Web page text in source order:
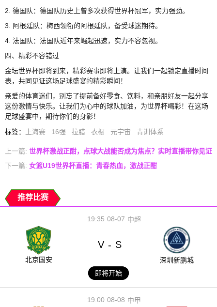
2. 德国队：德国队历史上曾多次获得世界杯冠军，实力强劲。
3. 阿根廷队：梅西领衔的阿根廷队，备受球迷期待。
4. 法国队：法国队近年来崛起迅速，实力不容忽视。
四、精彩不容错过
金坛世界杯即将到来，精彩赛事即将上演。让我们一起锁定直播时间
表，共同见证这场足球盛宴的精彩瞬间！
亲爱的体育迷们，别忘了提前备好零食、饮料，和亲朋好友一起分享
这份激情与快乐。让我们为心中的球队加油，为世界杯喝彩！在这场
足球盛宴中，期待你们的身影！
标签： 上海赛 16强 拉腊 衣橱 元宇宙 青训体系
上一篇: 世界杯激战正酣，点球大战能否成为焦点？实时直播带你见证
下一篇: 女篮U19世界杯直播：青春热血，激战正酣
推荐比赛
08-07
19:35 中超
北京国安
V - S
深圳新鹏城
即将开始
08-08
19:00 中甲